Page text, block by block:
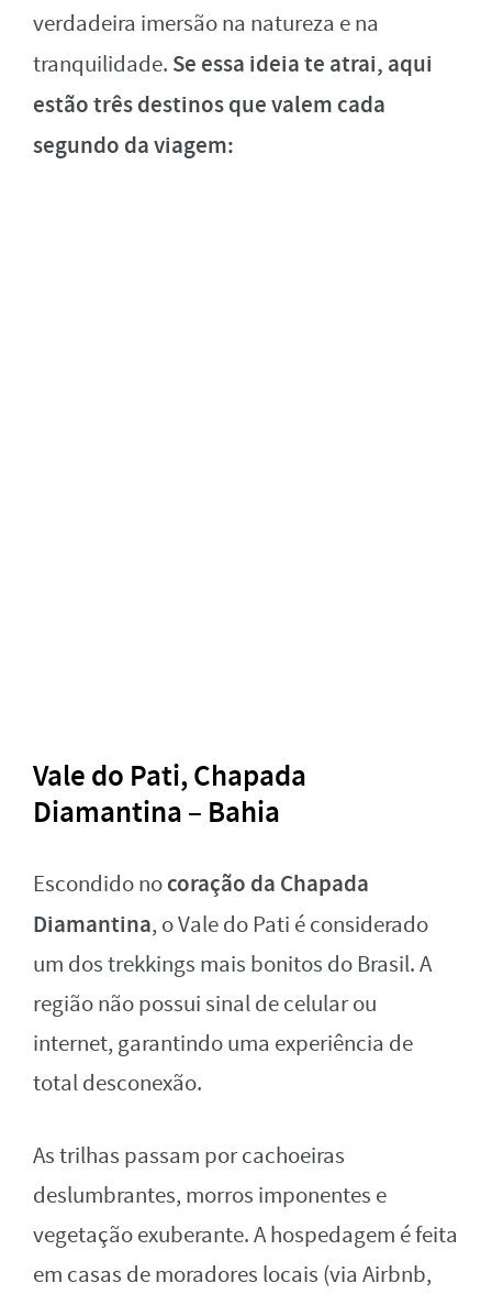
verdadeira imersão na natureza e na
tranquilidade. Se essa ideia te atrai, aqui
estão três destinos que valem cada
segundo da viagem:
Vale do Pati, Chapada
Diamantina – Bahia
Escondido nocoração da Chapada
Diamantina, o Vale do Pati é considerado
um dos trekkings mais bonitos do Brasil. A
região não possui sinal de celular ou
internet, garantindo uma experiência de
total desconexão.
As trilhas passam por cachoeiras
deslumbrantes, morros imponentes e
vegetação exuberante. A hospedagem é feita
em casas de moradores locais (via Airbnb,